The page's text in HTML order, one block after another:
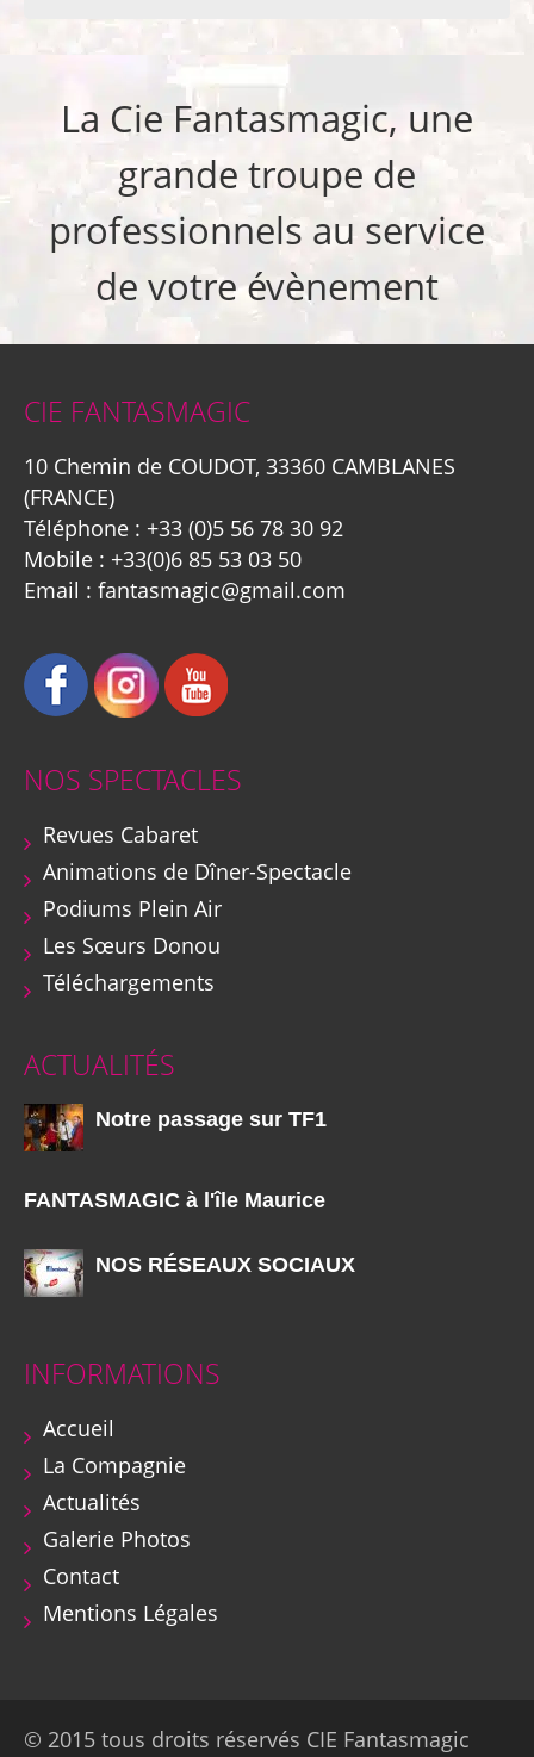
La Cie Fantasmagic, une
grande troupe de
professionnels au service
de votre évènement
CIE FANTASMAGIC
10 Chemin de COUDOT, 33360 CAMBLANES
(FRANCE)
Téléphone : +33 (0)5 56 78 30 92
Mobile : +33(0)6 85 53 03 50
Email : fantasmagic@gmail.com
NOS SPECTACLES
Revues Cabaret
Animations de Dîner-Spectacle
Podiums Plein Air
Les Sœurs Donou
Téléchargements
ACTUALITÉS
Notre passage sur TF1
FANTASMAGIC à l'île Maurice
NOS RÉSEAUX SOCIAUX
INFORMATIONS
Accueil
La Compagnie
Actualités
Galerie Photos
Contact
Mentions Légales
© 2015 tous droits réservés CIE Fantasmagic